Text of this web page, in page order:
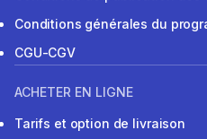
Conditions générales du
CGU-CGV
ACHETER EN LIGNE
Tarifs et option de livraison